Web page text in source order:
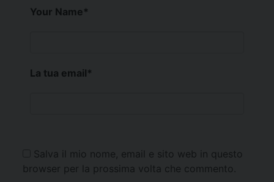
Your Name*
La tua email*
Salva il mio nome, email e sito web in questo
browser per la prossima volta che commento.